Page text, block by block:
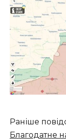
Раніше
Благодатне